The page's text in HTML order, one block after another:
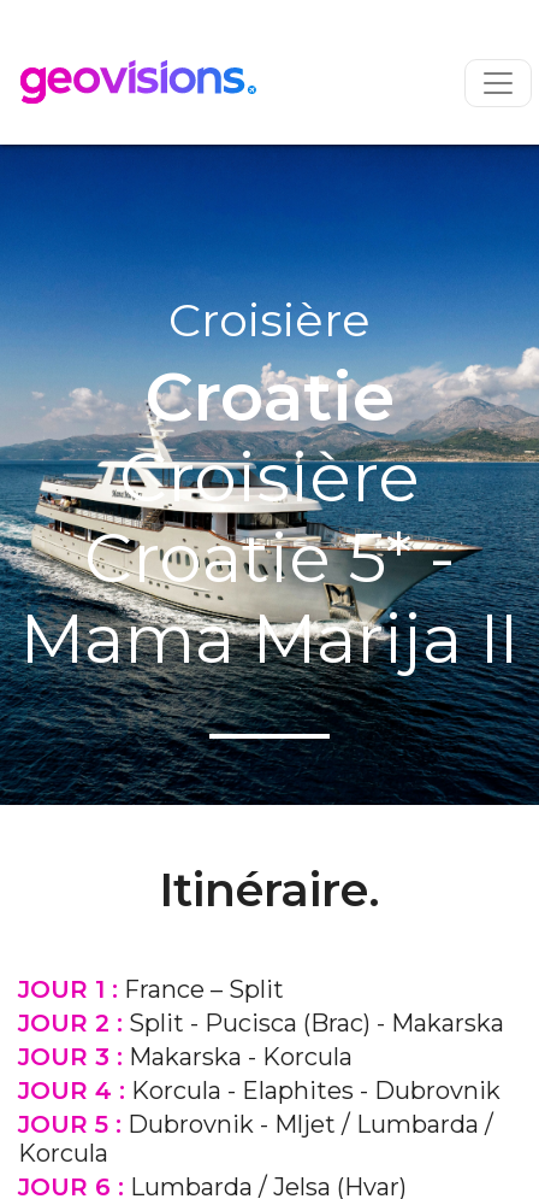
Croisière
Croatie
Croisière
Croatie 5* -
Mama Marija II
Itinéraire.
JOUR 1 : France – Split
JOUR 2 : Split - Pucisca (Brac) - Makarska
JOUR 3 : Makarska - Korcula
JOUR 4 : Korcula - Elaphites - Dubrovnik
JOUR 5 : Dubrovnik - Mljet / Lumbarda /
Korcula
JOUR 6 : Lumbarda / Jelsa (Hvar)